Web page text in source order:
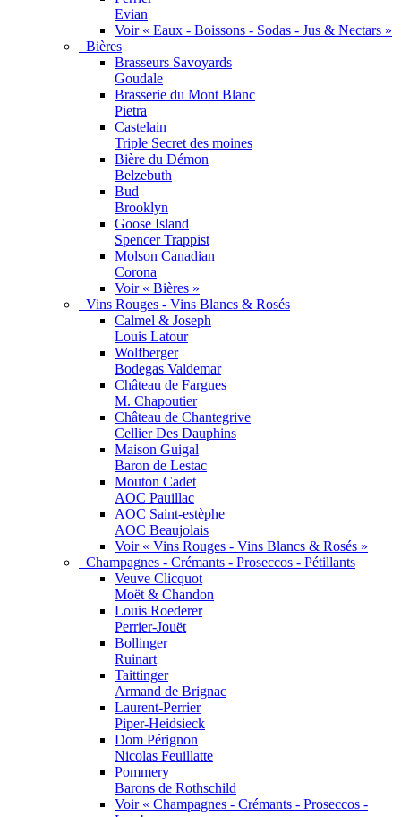
Evian
Voir « Eaux - Boissons - Sodas - Jus & Nectars »
Bières
Brasseurs Savoyards
Goudale
Brasserie du Mont Blanc
Pietra
Castelain
Triple Secret des moines
Bière du Démon
Belzebuth
Bud
Brooklyn
Goose Island
Spencer Trappist
Molson Canadian
Corona
Voir « Bières »
Vins Rouges - Vins Blancs & Rosés
Calmel & Joseph
Louis Latour
Wolfberger
Bodegas Valdemar
Château de Fargues
M. Chapoutier
Château de Chantegrive
Cellier Des Dauphins
Maison Guigal
Baron de Lestac
Mouton Cadet
AOC Pauillac
AOC Saint-estèphe
AOC Beaujolais
Voir « Vins Rouges - Vins Blancs & Rosés »
Champagnes - Crémants - Proseccos - Pétillants
Veuve Clicquot
Moët & Chandon
Louis Roederer
Perrier-Jouët
Bollinger
Ruinart
Taittinger
Armand de Brignac
Laurent-Perrier
Piper-Heidsieck
Dom Pérignon
Nicolas Feuillatte
Pommery
Barons de Rothschild
Voir « Champagnes - Crémants - Proseccos -